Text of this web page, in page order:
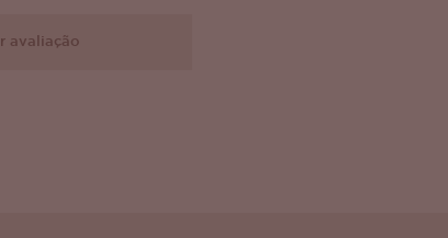
avaliação